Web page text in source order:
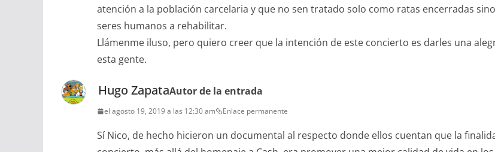
atención a la población carcelaria y que no sen tratado solo como ratas encerradas
seres humanos a rehabilitar.
Llámenme iluso, pero quiero creer que la intención de este concierto es darles una
esta gente.
Hugo ZapataAutor de la entrada
el agosto 19, 2019 a las 12:30 am Enlace permanente
Sí Nico, de hecho hicieron un documental al respecto donde ellos cuentan que la